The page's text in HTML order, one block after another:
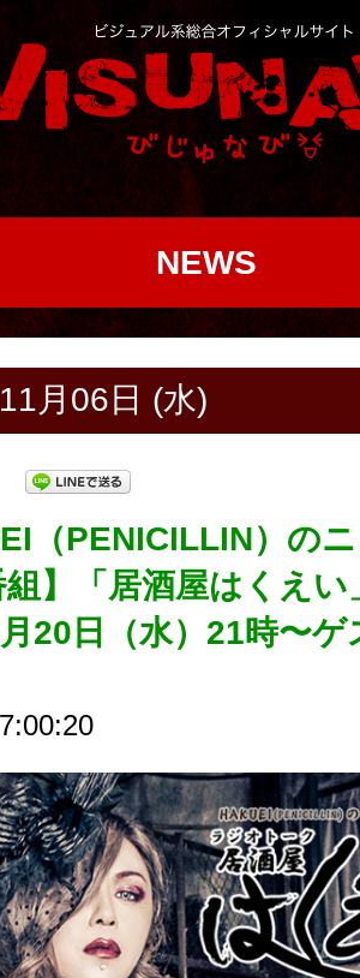
NEWS
月06日 (水)
（PENICILLIN）の
組】「居酒屋はくえ
20日（水）21時〜